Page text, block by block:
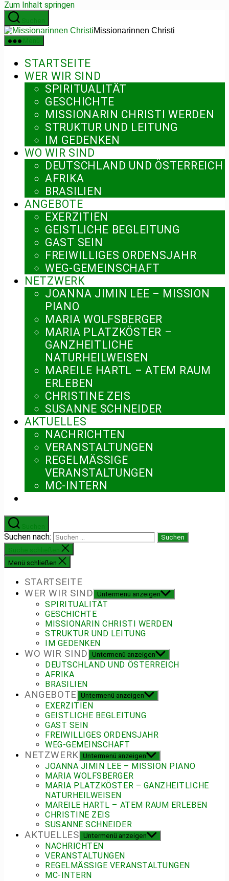
Zum Inhalt springen
Missionarinnen Christi
STARTSEITE
WER WIR SIND
SPIRITUALITÄT
GESCHICHTE
MISSIONARIN CHRISTI WERDEN
STRUKTUR UND LEITUNG
IM GEDENKEN
WO WIR SIND
DEUTSCHLAND UND ÖSTERREICH
AFRIKA
BRASILIEN
ANGEBOTE
EXERZITIEN
GEISTLICHE BEGLEITUNG
GAST SEIN
FREIWILLIGES ORDENSJAHR
WEG-GEMEINSCHAFT
NETZWERK
JOANNA JIMIN LEE – MISSION
PIANO
MARIA WOLFSBERGER
MARIA PLATZKÖSTER –
GANZHEITLICHE
NATURHEILWEISEN
MAREILE HARTL – ATEM RAUM
ERLEBEN
CHRISTINE ZEIS
SUSANNE SCHNEIDER
AKTUELLES
NACHRICHTEN
VERANSTALTUNGEN
REGELMÄSSIGE V
ERANSTALTUNGEN
MC-INTERN
Suchen nach:
Menü schließen
STARTSEITE
WER WIR SIND
Untermenü anzeigen
SPIRITUALITÄT
GESCHICHTE
MISSIONARIN CHRISTI WERDEN
STRUKTUR UND LEITUNG
IM GEDENKEN
WO WIR SIND Untermenü anzeigen
DEUTSCHLAND UND ÖSTERREICH
AFRIKA
BRASILIEN
ANGEBOTE Untermenü anzeigen
EXERZITIEN
GEISTLICHE BEGLEITUNG
GAST SEIN
FREIWILLIGES ORDENSJAHR
WEG-GEMEINSCHAFT
NETZWERK Untermenü anzeigen
JOANNA JIMIN LEE – MISSION PIANO
MARIA WOLFSBERGER
MARIA PLATZKÖSTER – GANZHEITLICHE
NATURHEILWEISEN
MAREILE HARTL – ATEM RAUM ERLEBEN
CHRISTINE ZEIS
SUSANNE SCHNEIDER
AKTUELLES Untermenü anzeigen
NACHRICHTEN
VERANSTALTUNGEN
REGELMÄSSIGE VERANSTALTUNGEN
MC-INTERN